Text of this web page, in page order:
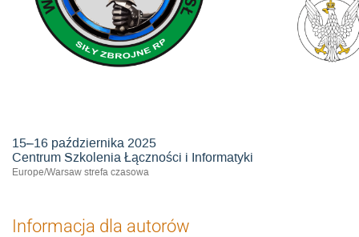
15–16 października 2025
Centrum Szkolenia Łączności i Informatyki
Europe/Warsaw strefa czasowa
Informacja dla autorów